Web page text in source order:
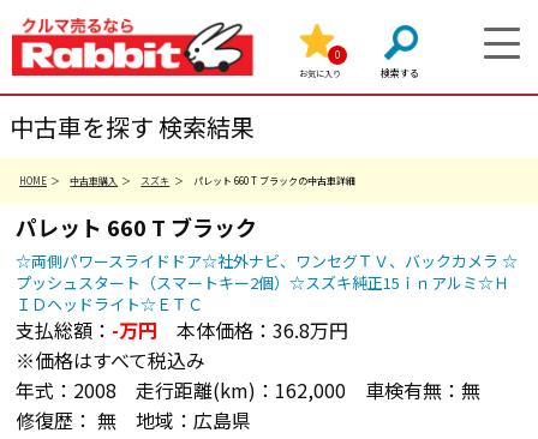
お気に入り
0
中古車を探す 検索結果
HOME 中古車購入 スズキ パレット 660 T ブラックの中古車詳細
パレット 660 T ブラック
☆両側パワースライドドア☆社外ナビ、ワンセグＴＶ、バックカメラ ☆
プッシュスタート（スマートキー2個）☆スズキ純正15ｉｎアルミ☆Ｈ
ＩＤヘッドライト☆ＥＴＣ
支払総額： -万円 本体価格：36.8万円
※価格はすべて税込み
年式： 2008 走行距離(km)： 162,000 車検有無：無
修復歴： 無 地域： 広島県